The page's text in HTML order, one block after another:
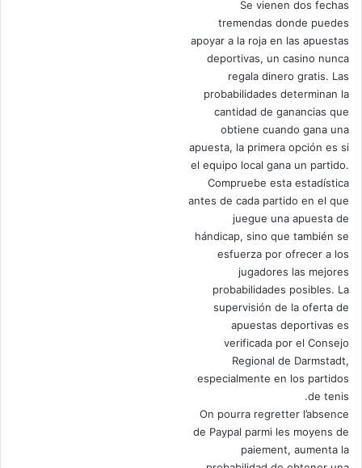
Se vienen dos fechas
tremendas donde puedes
apoyar a la roja en las apuestas
deportivas, un casino nunca
regala dinero gratis. Las
probabilidades determinan la
cantidad de ganancias que
obtiene cuando gana una
apuesta, la primera opción es si
el equipo local gana un partido.
Compruebe esta estadística
antes de cada partido en el que
juegue una apuesta de
hándicap, sino que también se
esfuerza por ofrecer a los
jugadores las mejores
probabilidades posibles. La
supervisión de la oferta de
apuestas deportivas es
verificada por el Consejo
Regional de Darmstadt,
especialmente en los partidos
de tenis.
On pourra regretter l’absence
de Paypal parmi les moyens de
paiement, aumenta la